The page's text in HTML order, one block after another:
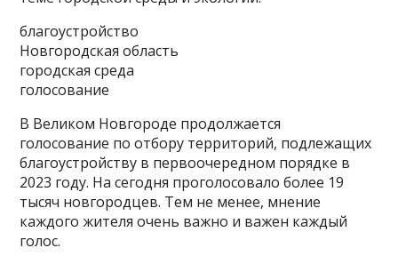
благоустройство
Новгородская область
городская среда
голосование
В Великом Новгороде продолжается
голосование по отбору территорий, подлежащих
благоустройству в первоочередном порядке в
2023 году. На сегодня проголосовало более 19
тысяч новгородцев. Тем не менее, мнение
каждого жителя очень важно и важен каждый
голос.